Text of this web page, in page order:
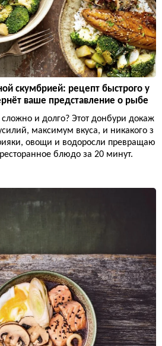
скумбрией: рецепт быстрого у
ваше представление о рыбе
и долго? Этот донбури докаж
максимум вкуса, и никакого з
овощи и водоросли превращаю
блюдо за 20 минут.